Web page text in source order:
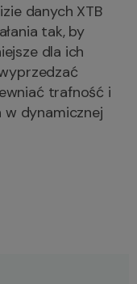
danych XTB
tak, by
dla ich
trafność i
w dynamicznej